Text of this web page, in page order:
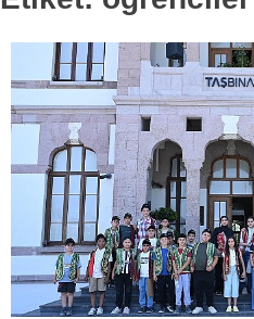
EKONOMİ
DÜNYA
MAGAZİN
SPOR
SAĞLIK
TEKNOLOJİ